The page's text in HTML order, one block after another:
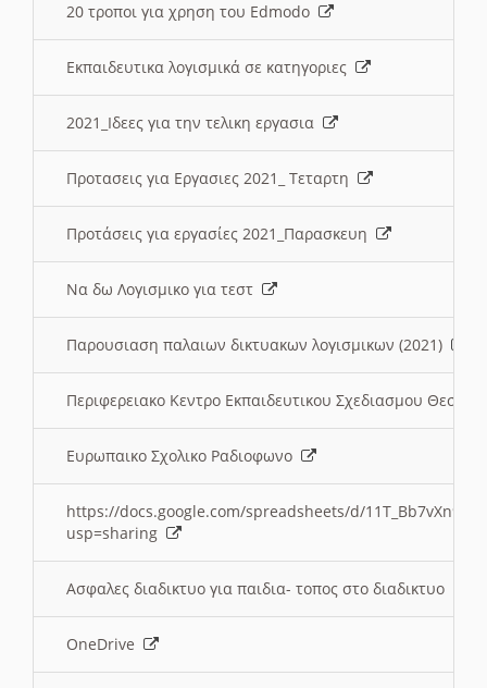
20 τροποι για χρηση του Edmodo
Εκπαιδευτικα λογισμικά σε κατηγοριες
2021_Ιδεες για την τελικη εργασια
Προτασεις για Εργασιες 2021_ Τεταρτη
Προτάσεις για εργασίες 2021_Παρασκευη
Να δω Λογισμικο για τεστ
Παρουσιαση παλαιων δικτυακων λογισμικων (2021)
Περιφερειακο Κεντρο Εκπαιδευτικου Σχεδιασμου
Ευρωπαικο Σχολικο Ραδιοφωνο
https://docs.google.com/spreadsheets/d/
usp=sharing
Ασφαλες διαδικτυο για παιδια- τοπος στο διαδικτυο
OneDrive